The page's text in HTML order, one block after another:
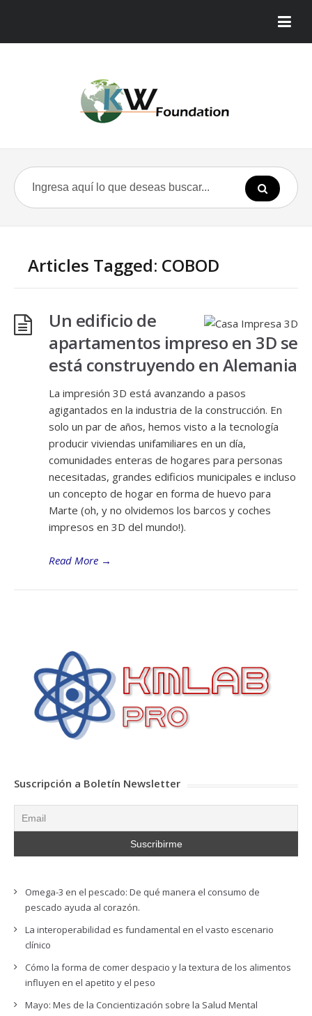
Articles Tagged: COBOD
Un edificio de
apartamentos impreso en 3D se
está construyendo en Alemania
La impresión 3D está avanzando a pasos
agigantados en la industria de la construcción. En
solo un par de años, hemos visto a la tecnología
producir viviendas unifamiliares en un día,
comunidades enteras de hogares para personas
necesitadas, grandes edificios municipales e incluso
un concepto de hogar en forma de huevo para
Marte (oh, y no olvidemos los barcos y coches
impresos en 3D del mundo!).
Read More →
Suscripción a Boletín Newsletter
Omega-3 en el pescado: De qué manera el consumo de
pescado ayuda al corazón.
La interoperabilidad es fundamental en el vasto escenario
clínico
Cómo la forma de comer despacio y la textura de los alimentos
influyen en el apetito y el peso
Mayo: Mes de la Concientización sobre la Salud Mental